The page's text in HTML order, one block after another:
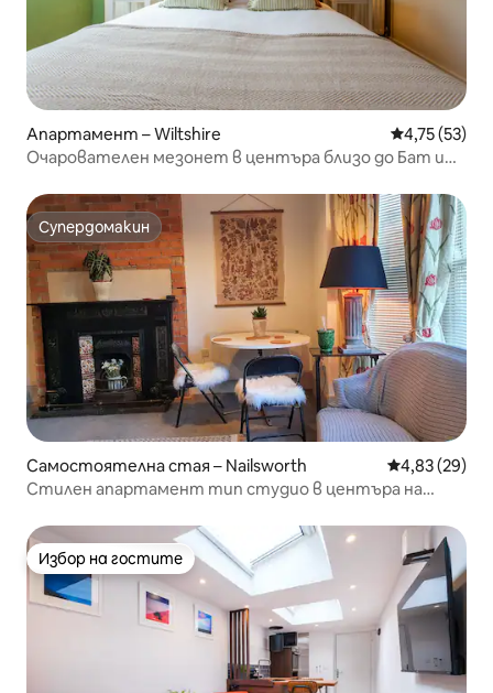
Апартамент – Wiltshire Средна
4,75 (53)
Очарователен мезонет в центъра близо до Бат и
Супердомакин
Супердомакин
Самостоятелна стая – Nailsworth Средна
4,83 (29)
Стилен апартамент тип студио в центъра на
Избор на гостите
Избор на гостите